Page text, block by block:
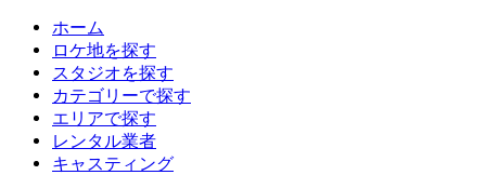
ホーム
ロケ地を探す
スタジオを探す
カテゴリーで探す
エリアで探す
レンタル業者
キャスティング